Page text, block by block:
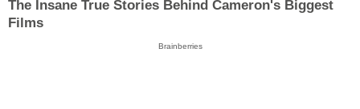
The Insane True Stories Behind Cameron's Biggest
Films
Brainberries